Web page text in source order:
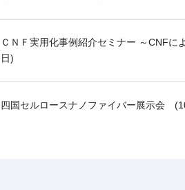
ＣＮＦ実用化事例紹介セミナー ～CNF
日)
四国セルロースナノファイバー展示会